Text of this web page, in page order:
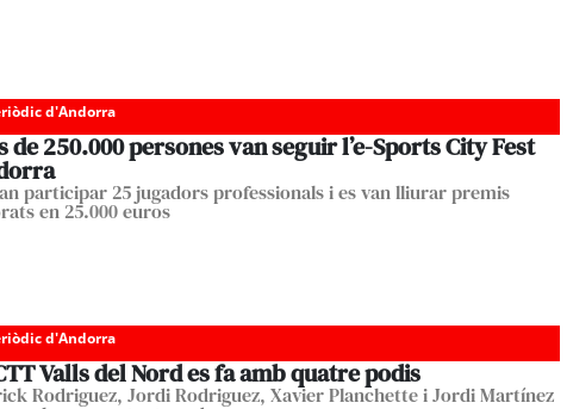
d'Andorra
de 250.000 persones van seguir l’e-Sports City Fest
participar 25 jugadors professionals i es van lliurar premis
en 25.000 euros
d'Andorra
Valls del Nord es fa amb quatre podis
Rodriguez, Jordi Rodriguez, Xavier Planchette i Jordi Martínez